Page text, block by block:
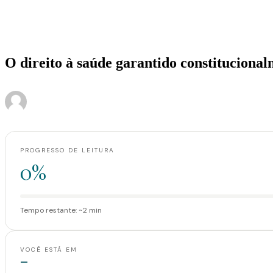
O direito à saúde garantido
PROGRESSO DE LEITURA
0%
Tempo restante: ~2 min
VOCÊ ESTÁ EM
—